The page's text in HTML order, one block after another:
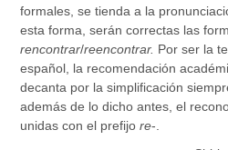
formales, se tienda a la
esta forma, serán correctas las
rencontrar/reencontrar. Por ser la
español, la recomendación
decanta por la simplificación
además de lo dicho antes, el
unidas con el prefijore-.